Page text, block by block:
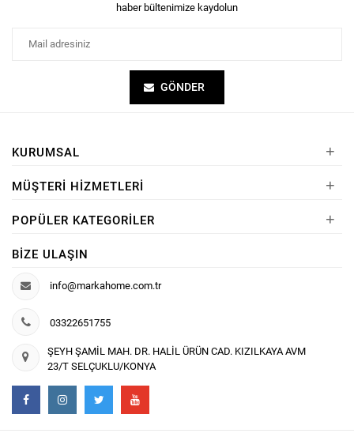
haber bültenimize kaydolun
GÖNDER
KURUMSAL +
MÜŞTERI HIZMETLERI +
POPÜLER KATEGORILER +
BIZE ULAŞIN
info@markahome.com.tr
03322651755
ŞEYH ŞAMİL MAH. DR. HALİL ÜRÜN CAD. KIZILKAYA AVM
23/T SELÇUKLU/KONYA